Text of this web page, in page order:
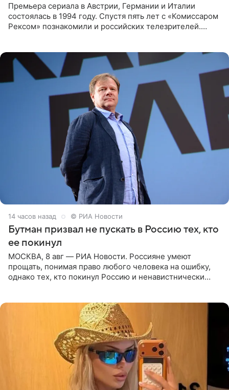
Премьера сериала в Австрии, Германии и Италии
состоялась в 1994 году. Спустя пять лет с «Комиссаром
Рексом» познакомили и российских телезрителей.
14 часов назад © РИА Новости
Бутман призвал не пускать в Россию тех, кто
ее покинул
МОСКВА, 8 авг — РИА Новости. Россияне умеют
прощать, понимая право любого человека на ошибку,
однако тех, кто покинул Россию и ненавистнически